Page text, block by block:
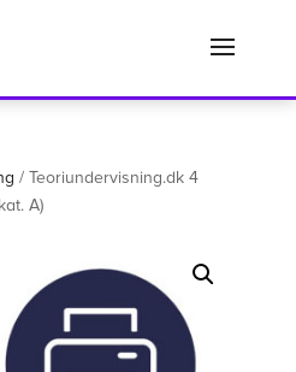
via denne side. Benyt vores nye
på www.teoriundervisning.dk
/ Teoriundervisning.dk 4
A)